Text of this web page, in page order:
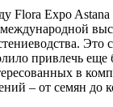
Flora Expo Astana
Это
привлечь
в
– от семян до